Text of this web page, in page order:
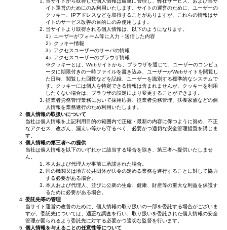
イト運営のためにのみ利用いたします。サイトの運営のために、ユーザーの
クッキー、IPアドレスなどを取得することがありますが、これらの情報はサ
イトのサービス改善の目的にのみ使用します。
当サイトより取得される個人情報は、以下のようになります。
1）ユーザーがフォーム等に入力・送信した内容
2）クッキー情報
3）アクセスユーザーのサーバの情報
4）アクセスユーザーのブラウザ情報
※クッキーとは、Webサイトから、ブラウザを通じて、ユーザーのコンピュ
ータに期限付きの一時ファイルを書き込み、ユーザーがWebサイトを閲覧し
た日時、閲覧した回数などを記録、ユーザーを識別する標準的なシステムで
す。クッキーには個人を特定できる情報は含まれませんが、クッキーを利用
したくない場合は、ブラウザの設定により変更することができます。
従業者労務管理業務において採用応募、従業者労務管理、扶養家族などの個
人情報を業務遂行のため利用いたします。
個人情報の取扱いについて
当社は個人情報を上記利用目的の範囲内で正確・最新の内容に保つように努め、不正
なアクセス、改ざん、漏えい等から守るべく、必要かつ適切な安全管理措置を講じま
す。
個人情報の第三者への提供
当社は個人情報を以下のいずれかに該当する場合を除き、第三者へ提供いたしませ
ん。
本人および代理人が事前に承諾された場合。
国の機関又は地方公共団体が法令の定める業務を遂行することに対して協力
する必要がある場合。
本人および代理人、並びに公衆の生命、健康、財産等の重大な利益を保護す
るために必要がある場合。
委託先等の管理
当サイト運営の改善のために、個人情報の取り扱いの一部を委託する場合がございま
すが、委託先については、適正な調査を行い、取り扱いを委託された個人情報の安全
管理が図られるよう委託先に対する必要かつ適切な監督を行います。
個人情報を与えることの任意性等について